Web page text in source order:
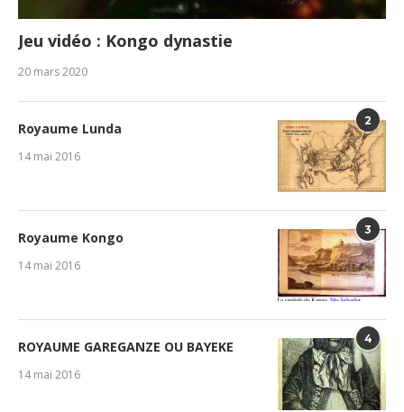
Jeu vidéo : Kongo dynastie
20 mars 2020
2
Royaume Lunda
14 mai 2016
3
Royaume Kongo
14 mai 2016
4
ROYAUME GAREGANZE OU BAYEKE
14 mai 2016